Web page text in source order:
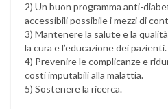
2) Un buon programma anti-
accessibili possibile i mezzi di
3) Mantenere la salute e la
la cura e l’educazione dei pazienti.
4) Prevenire le complicanze e
costi imputabili alla malattia.
5) Sostenere la ricerca.